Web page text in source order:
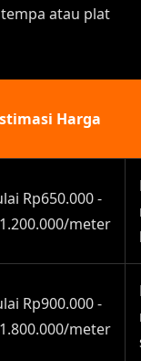
atau plat
Harga
Rp650.000 -
meter
Rp900.000 -
meter